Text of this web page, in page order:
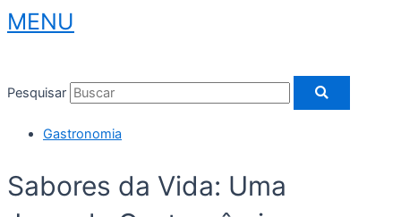
MENU
Pesquisar
Gastronomia
Sabores da Vida: Uma